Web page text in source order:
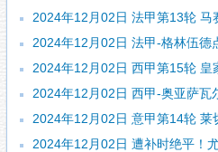
2024年12月02日 法甲第13轮 马
2024年12月02日 法甲-格林伍德
2024年12月02日 西甲第15轮 皇
2024年12月02日 西甲-奥亚萨瓦尔
2024年12月02日 意甲第14轮 莱
2024年12月02日 遭补时绝平！尤文1-1莱切22